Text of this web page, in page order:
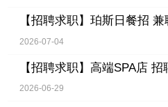
【招聘求职】 珀斯日餐招 兼
2026-07-04
【招聘求职】 高端SPA店 招
2026-06-29